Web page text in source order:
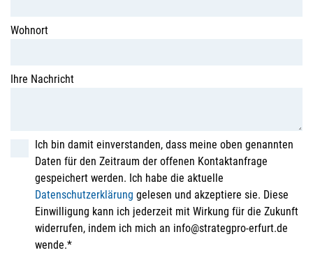
Wohnort
Ihre Nachricht
Ich bin damit einverstanden, dass meine oben genannten
Daten für den Zeitraum der offenen Kontaktanfrage
gespeichert werden. Ich habe die aktuelle
Datenschutzerklärung gelesen und akzeptiere sie. Diese
Einwilligung kann ich jederzeit mit Wirkung für die Zukunft
widerrufen, indem ich mich an info@strategpro-erfurt.de
wende.*